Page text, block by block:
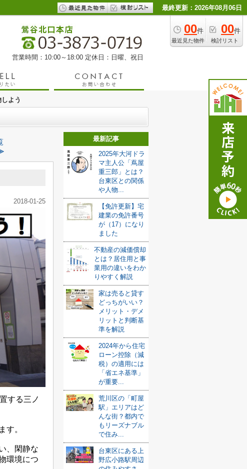
最終更新：2026年08月06日
00件
最近見た物件
00件
検討リスト
営業時間：10:00～18:00 定休日：日曜、祝日
よう
2018-01-25
する三ノ
す。
、閑静な
環境につ
最新記事
2025年大河ドラ
マ主人公「蔦屋
重三郎」とは？
台東区との関係
や人物...
【免許更新】宅
建業の免許番号
が（17）になり
ました
不動産の減価償却
とは？居住用と事
業用の違いをわか
りやすく解説
家は売ると貸す
どっちがいい？
メリット・デメ
リットと判断基
準を解説
2024年から住宅
ローン控除（減
税）の適用には
「省エネ基準」
が重要...
荒川区の「町屋
駅」エリアはど
んな街？都内で
もリーズナブル
で住み...
台東区にある上
野広小路駅周辺